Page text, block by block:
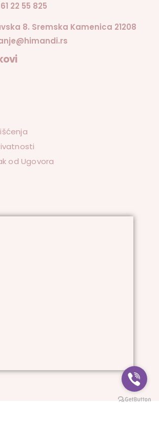
22 55 825
8. Sremska Kamenica 21208
od Ugovora